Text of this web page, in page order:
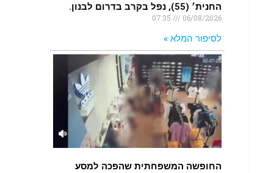
החנית׳ (55), נפל בקרב בדרום לבנון.
06/08/2026
לסיפור המלא »
החופשה המשפחתית שהפכה למסע